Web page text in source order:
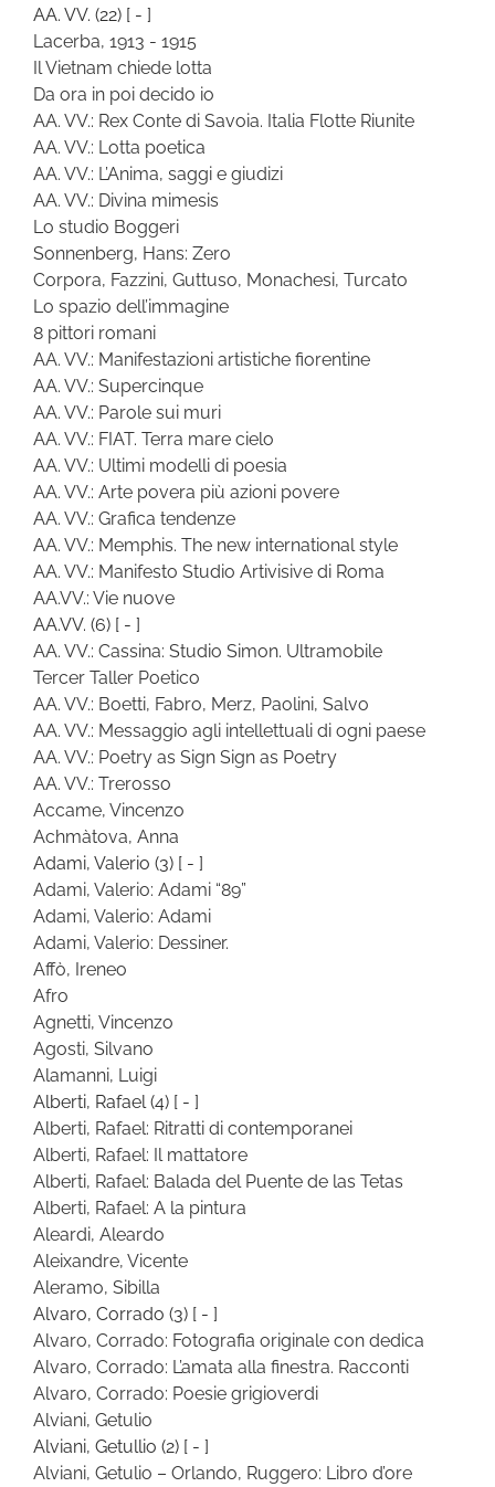
AA. VV. (22) [ - ]
Lacerba, 1913 - 1915
Il Vietnam chiede lotta
Da ora in poi decido io
AA. VV.: Rex Conte di Savoia. Italia Flotte Riunite
AA. VV.: Lotta poetica
AA. VV.: L’Anima, saggi e giudizi
AA. VV.: Divina mimesis
Lo studio Boggeri
Sonnenberg, Hans: Zero
Corpora, Fazzini, Guttuso, Monachesi, Turcato
Lo spazio dell’immagine
8 pittori romani
AA. VV.: Manifestazioni artistiche fiorentine
AA. VV.: Supercinque
AA. VV.: Parole sui muri
AA. VV.: FIAT. Terra mare cielo
AA. VV.: Ultimi modelli di poesia
AA. VV.: Arte povera più azioni povere
AA. VV.: Grafica tendenze
AA. VV.: Memphis. The new international style
AA. VV.: Manifesto Studio Artivisive di Roma
AA.VV.: Vie nuove
AA.VV. (6) [ - ]
AA. VV.: Cassina: Studio Simon. Ultramobile
Tercer Taller Poetico
AA. VV.: Boetti, Fabro, Merz, Paolini, Salvo
AA. VV.: Messaggio agli intellettuali di ogni paese
AA. VV.: Poetry as Sign Sign as Poetry
AA. VV.: Trerosso
Accame, Vincenzo
Achmàtova, Anna
Adami, Valerio (3) [ - ]
Adami, Valerio: Adami “89”
Adami, Valerio: Adami
Adami, Valerio: Dessiner.
Affò, Ireneo
Afro
Agnetti, Vincenzo
Agosti, Silvano
Alamanni, Luigi
Alberti, Rafael (4) [ - ]
Alberti, Rafael: Ritratti di contemporanei
Alberti, Rafael: Il mattatore
Alberti, Rafael: Balada del Puente de las Tetas
Alberti, Rafael: A la pintura
Aleardi, Aleardo
Aleixandre, Vicente
Aleramo, Sibilla
Alvaro, Corrado (3) [ - ]
Alvaro, Corrado: Fotografia originale con dedica
Alvaro, Corrado: L’amata alla finestra. Racconti
Alvaro, Corrado: Poesie grigioverdi
Alviani, Getulio
Alviani, Getullio (2) [ - ]
Alviani, Getulio – Orlando, Ruggero: Libro d’ore